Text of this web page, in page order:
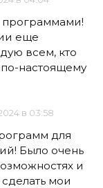
программами!
еще
всем, кто
настоящему
в 03:58
для
Было очень
и
мои